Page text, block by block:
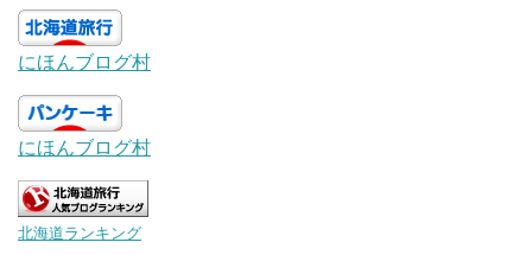
にほんブログ村
にほんブログ村
北海道ランキング